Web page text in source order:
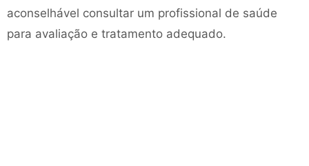
aconselhável consultar um profissional de saúde
para avaliação e tratamento adequado.